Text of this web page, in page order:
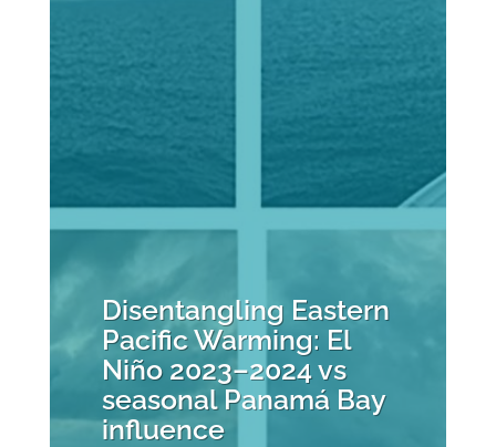
Disentangling Eastern
Pacific Warming: El
Niño 2023–2024 vs
seasonal Panamá Bay
influence